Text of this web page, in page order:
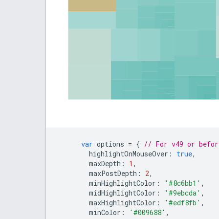
var options = { // For v49 or
highlightOnMouseOver : true,
maxDepth : 1 ,
maxPostDepth : 2,
minHighlightColor : '#8c6bb1' ,
midHighlightColor : '#9ebcda' ,
maxHighlightColor : '#edf8fb' ,
minColor : '#009688' ,